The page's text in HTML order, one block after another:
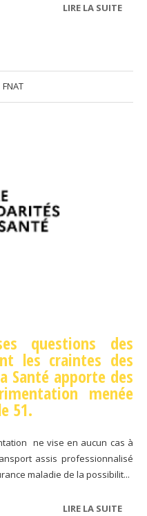
LIRE LA SUITEDE
FNAT
questions des
les craintes des
Santé apporte des
menée
51.
ne vise en aucun cas à
assis professionnalisé
maladie de la possibilit...
LIRE LA SUITEDE